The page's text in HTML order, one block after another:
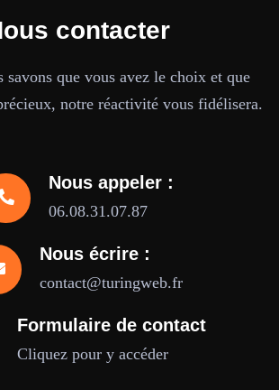
contacter
savons que vous avez le choix et que
notre réactivité vous fidélisera.
Nous appeler :
06.08.31.07.87
Nous écrire :
contact@turingweb.fr
Formulaire de contact
Cliquez pour y accéder